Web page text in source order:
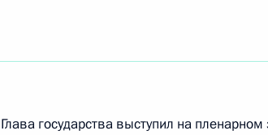
Заседание комиссии Госсовета по
Глава государства выступил на